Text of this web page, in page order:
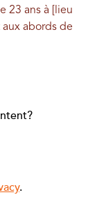
23 ans à [lieu
abords de